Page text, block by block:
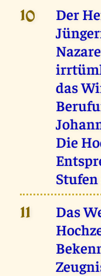
10
Der
das
Die
11
Das